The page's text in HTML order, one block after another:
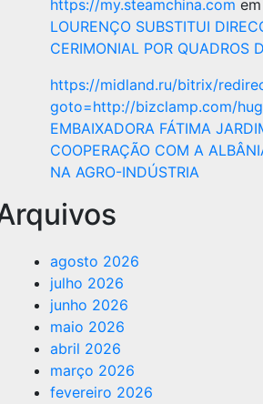
https://my.steamchina.com em
LOURENÇO SUBSTITUI
CERIMONIAL POR QUADROS
https://midland.ru/bitrix/
goto=http://bizclamp.com/
EMBAIXADORA FÁTIMA
COOPERAÇÃO COM A
NA AGRO-INDÚSTRIA
agosto 2026
julho 2026
junho 2026
maio 2026
abril 2026
março 2026
fevereiro 2026